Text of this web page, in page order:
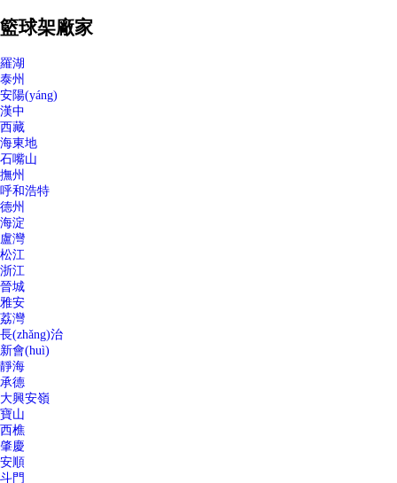
籃球架廠家
羅湖
泰州
安陽(yáng)
漢中
西藏
海東地
石嘴山
撫州
呼和浩特
德州
海淀
盧灣
松江
浙江
晉城
雅安
荔灣
長(zhǎng)治
新會(huì)
靜海
承德
大興安嶺
寶山
西樵
肇慶
安順
斗門